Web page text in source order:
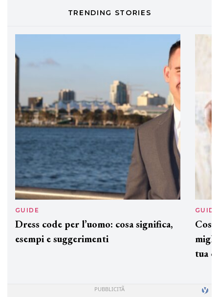
LABEL.M lancia la sua innovativa ed
professionali
TRENDING STORIES
GUIDE
Dress code per l’uomo: cosa significa,
esempi e suggerimenti
GUIDE
tua